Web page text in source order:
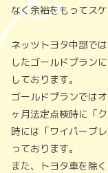
なく余裕をもってス
ネッツトヨタ中部で
したゴールドプラン
しております。
ゴールドプランでは
ヶ月法定点検時に「
時には「ワイパーブ
っております。
また、トヨタ車を除